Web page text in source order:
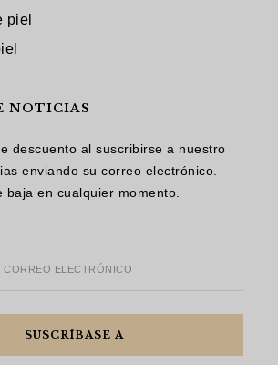
piel
NOTICIAS
descuento al suscribirse a nuestro
enviando su correo electrónico.
baja en cualquier momento.
ELECTRÓNICO